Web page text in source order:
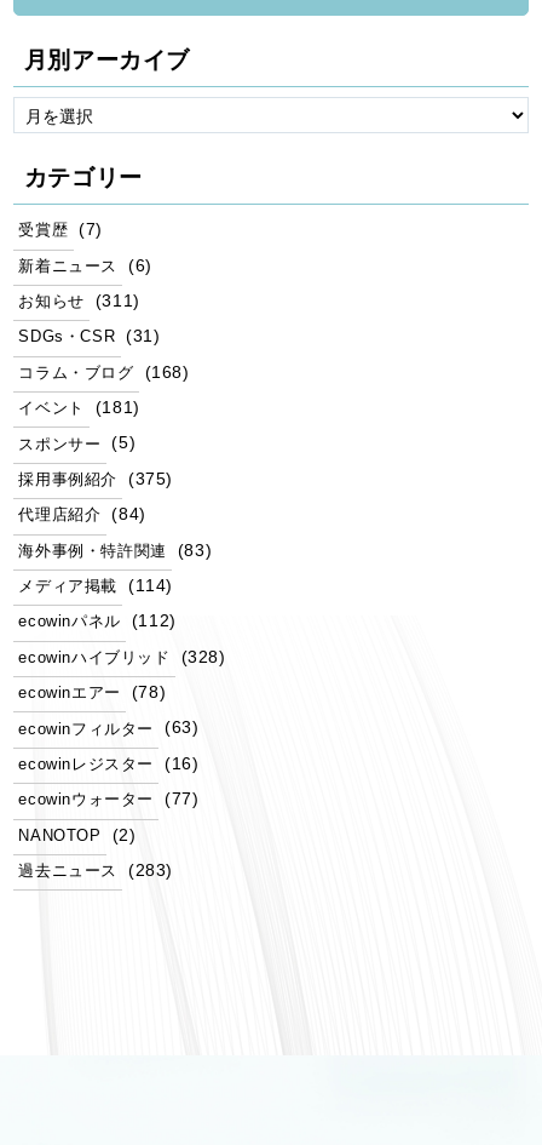
月別アーカイブ
カテゴリー
受賞歴 (7)
新着ニュース (6)
お知らせ (311)
SDGs・CSR (31)
コラム・ブログ (168)
イベント (181)
スポンサー (5)
採用事例紹介 (375)
代理店紹介 (84)
海外事例・特許関連 (83)
メディア掲載 (114)
ecowinパネル (112)
ecowinハイブリッド (328)
ecowinエアー (78)
ecowinフィルター (63)
ecowinレジスター (16)
ecowinウォーター (77)
NANOTOP (2)
過去ニュース (283)